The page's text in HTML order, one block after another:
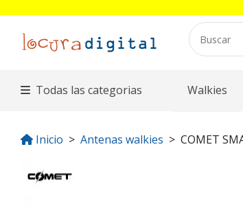
Todas las categorias Walkies
Inicio Antenas walkies COMET